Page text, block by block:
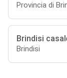
Provincia di
Brindisi
Brindisi